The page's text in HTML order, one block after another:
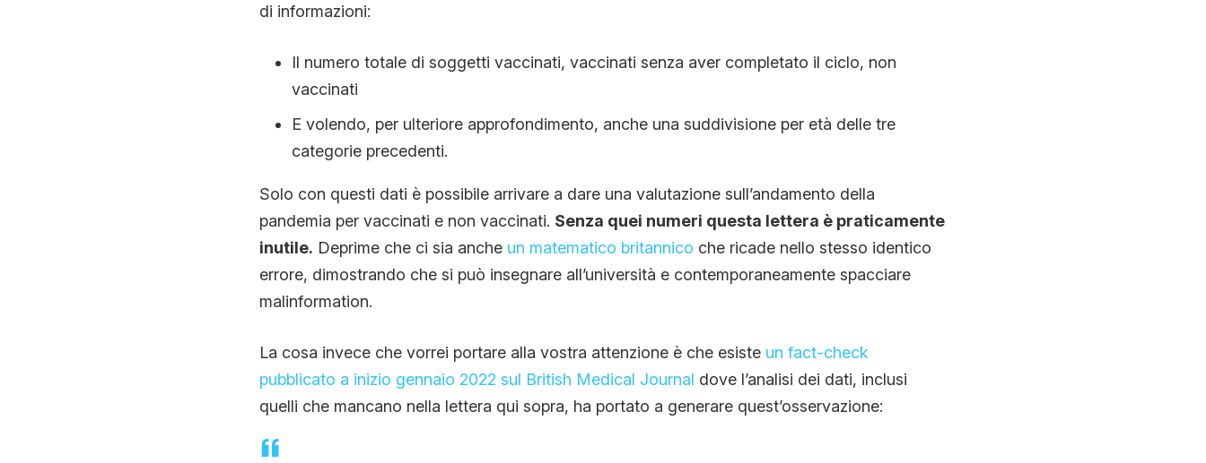
di informazioni:
Il numero totale di soggetti vaccinati, vaccinati senza aver completato il ciclo, non
vaccinati
E volendo, per ulteriore approfondimento, anche una suddivisione per età delle tre
categorie precedenti.
Solo con questi dati è possibile arrivare a dare una valutazione sull’andamento della
pandemia per vaccinati e non vaccinati. Senza quei numeri questa lettera è praticamente
inutile. Deprime che ci sia anche un matematico britannico che ricade nello stesso identico
errore, dimostrando che si può insegnare all’università e contemporaneamente spacciare
malinformation.
La cosa invece che vorrei portare alla vostra attenzione è che esiste un fact-check
pubblicato a inizio gennaio 2022 sul British Medical Journal dove l’analisi dei dati, inclusi
quelli che mancano nella lettera qui sopra, ha portato a generare quest’osservazione: